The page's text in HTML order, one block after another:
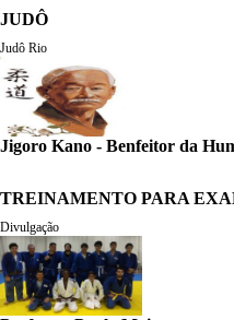
JUDÔ
Judô Rio
Jigoro Kano - Benfeitor da
TREINAMENTO PARA
Divulgação